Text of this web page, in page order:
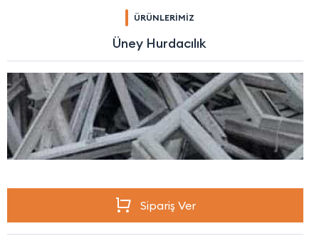
ÜRÜNLERİMİZ
Üney Hurdacılık
Sipariş Ver